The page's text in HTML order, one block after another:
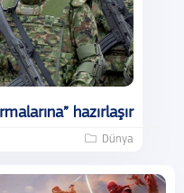
hazırlaşır
Dünya